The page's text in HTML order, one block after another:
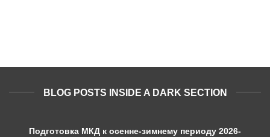
BLOG POSTS INSIDE A DARK SECTION
Подготовка МКД к осенне-зимнему периоду 2026-